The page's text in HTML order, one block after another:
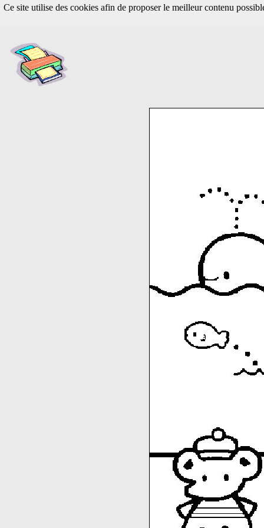
Ce site utilise des cookies afin de proposer le meilleur contenu